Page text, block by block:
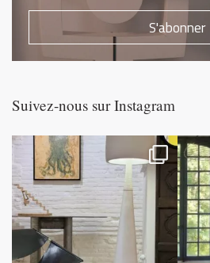
S'abonner
Suivez-nous sur Instagram